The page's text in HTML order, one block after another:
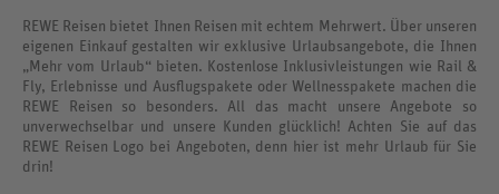
REWE Reisen bietet Ihnen Reisen mit echtem Mehrwert. Über unseren
eigenen Einkauf gestalten wir exklusive Urlaubsangebote, die Ihnen
„Mehr vom Urlaub“ bieten. Kostenlose Inklusivleistungen wie Rail &
Fly, Erlebnisse und Ausflugspakete oder Wellnesspakete machen die
REWE Reisen so besonders. All das macht unsere Angebote so
unverwechselbar und unsere Kunden glücklich! Achten Sie auf das
REWE Reisen Logo bei Angeboten, denn hier ist mehr Urlaub für Sie
drin!